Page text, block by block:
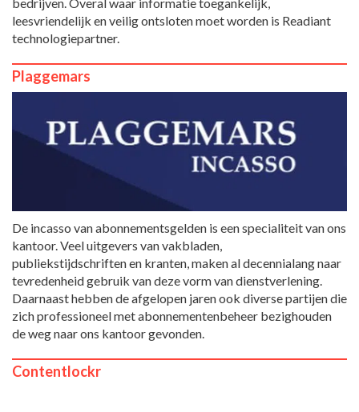
leesvriendelijk en veilig ontsloten moet worden is Readiant
technologiepartner.
Plaggemars
De incasso van abonnementsgelden is een specialiteit van ons
kantoor. Veel uitgevers van vakbladen,
publiekstijdschriften en kranten, maken al decennialang naar
tevredenheid gebruik van deze vorm van dienstverlening.
Daarnaast hebben de afgelopen jaren ook diverse partijen die
zich professioneel met abonnementenbeheer bezighouden
de weg naar ons kantoor gevonden.
Contentlockr